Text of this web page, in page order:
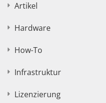
Artikel
Hardware
How-To
Infrastruktur
Lizenzierung